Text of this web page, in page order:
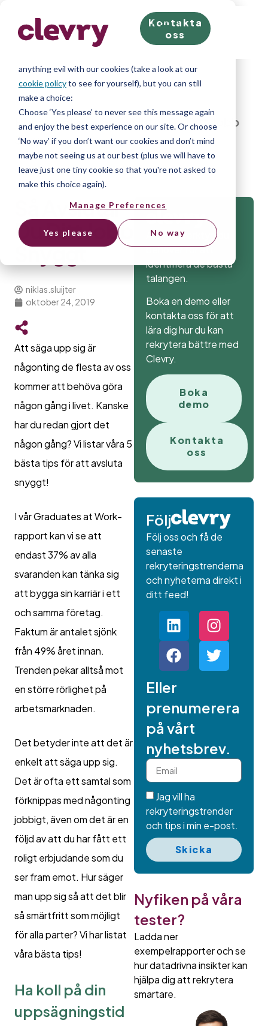
We know right? These cookie pop-ups can really ruin
your visit, so we’ll make this quick. This website does
anything evil with our cookies (take a look at our
cookie policyto see for yourself), but you can still
make a choice:
Choose ‘Yes please’ to never see this message again
and enjoy the best experience on our site. Or choose
‘No way’ if you don’t want our cookies and don’t mind
maybe not seeing us at our best (plus we will have to
leave just one tiny cookie so that you're not asked to
make this choice again).
Manage Preferences
Yes please No way
Kontakta
oss
Home»Blog »Så Avslutar Du Ditt Jobb
Snyggt
Så Avslutar
Du Ditt Jobb
Snyggt
niklas.sluijter
oktober 24, 2019
Att säga upp sig är
någonting de flesta av oss
kommer att behöva göra
någon gång i livet. Kanske
har du redan gjort det
någon gång? Vi listar våra 5
bästa tips för att avsluta
snyggt!
I vår Graduates at Work-
rapport kan vi se att
endast 37% av alla
svaranden kan tänka sig
att bygga sin karriär i ett
och samma företag.
Faktum är antalet sjönk
från 49% året innan.
Trenden pekar alltså mot
en större rörlighet på
arbetsmarknaden.
Det betyder inte att det är
enkelt att säga upp sig.
Det är ofta ett samtal som
förknippas med någonting
jobbigt, även om det är en
följd av att du har fått ett
roligt erbjudande som du
ser fram emot. Hur säger
man upp sig så att det blir
så smärtfritt som möjligt
för alla parter? Vi har listat
våra bästa tips!
Ha koll på din
uppsägningstid
Alla testverktyg du
behöver för att
identifiera de bästa
talangen.
Boka en demo eller
kontakta oss för att
lära dig hur du kan
rekrytera bättre med
Clevry.
Boka
demo
Kontakta
oss
Följ
Följ oss och få de
senaste
rekryteringstrenderna
och nyheterna direkt i
ditt feed!
Eller
prenumerera
på vårt
nyhetsbrev.
Jag vill ha
rekryteringstrender
och tips i min e-post.
Skicka
Nyfiken på våra
tester?
Ladda ner
exempelrapporter och se
hur datadrivna insikter kan
hjälpa dig att rekrytera
smartare.